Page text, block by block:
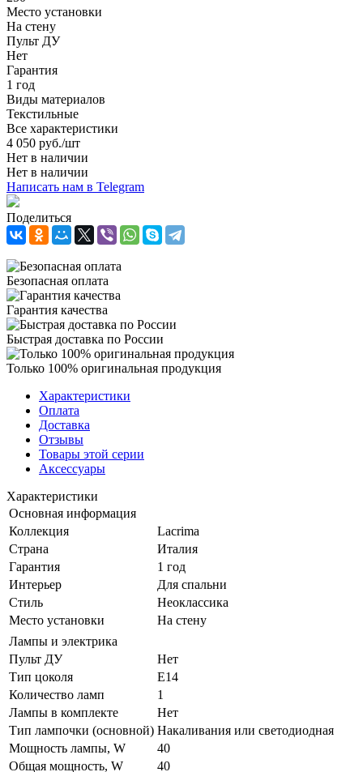
Место установки
На стену
Пульт ДУ
Нет
Гарантия
1 год
Виды материалов
Текстильные
Все характеристики
4 050 руб./шт
Нет в наличии
Нет в наличии
Написать нам в Telegram
Поделиться
Безопасная оплата
Гарантия качества
Быстрая доставка по России
Только 100% оригинальная продукция
Характеристики
Оплата
Доставка
Отзывы
Товары этой серии
Аксессуары
Характеристики
Основная информация
Коллекция
Lacrima
Страна
Италия
Гарантия
1 год
Интерьер
Для спальни
Стиль
Неоклассика
Место установки
На стену
Лампы и электрика
Пульт ДУ
Нет
Тип цоколя
E14
Количество ламп
1
Лампы в комплекте
Нет
Тип лампочки (основной) Накаливания или светодиодная
Мощность лампы, W
40
Общая мощность, W
40